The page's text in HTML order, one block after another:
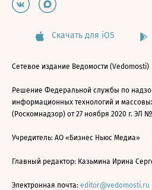
Скачать для iOS
Сетевое издание Ведомости (Vedomosti)
Решение Федеральной службы по
информационных технологий и
(Роскомнадзор) от 27 ноября 2020 г. ЭЛ №
Учредитель: АО «Бизнес Ньюс Медиа»
Главный редактор: Казьмина Ирина
Электронная почта: editor@vedomosti.ru